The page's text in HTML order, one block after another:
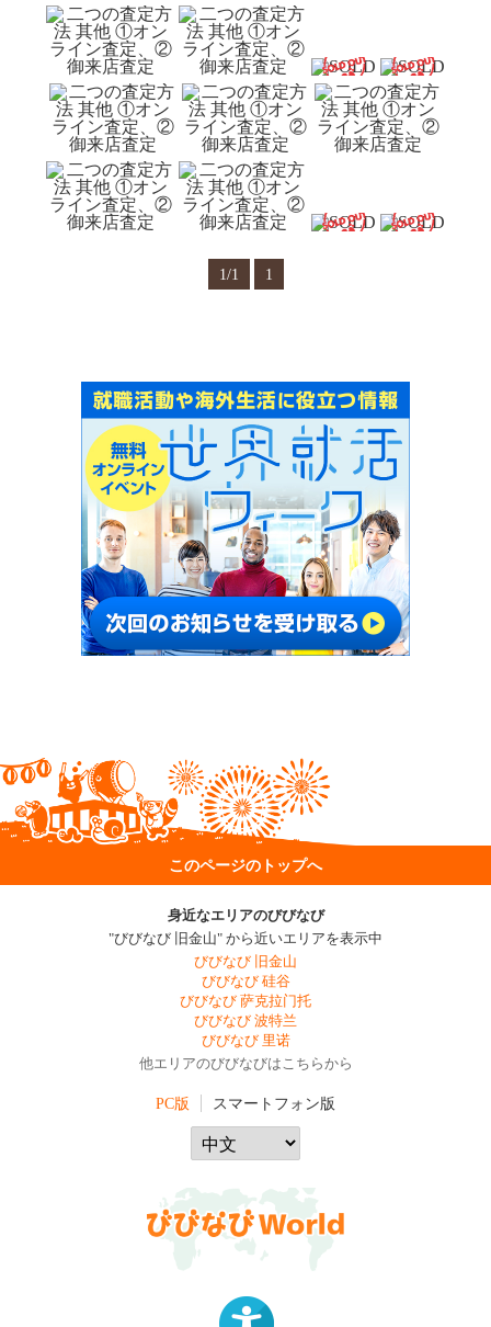
1/1 1
このページのトップへ
身近なエリアのびびなび
"びびなび 旧金山" から近いエリアを表示中
びびなび 旧金山
びびなび 硅谷
びびなび 萨克拉门托
びびなび 波特兰
びびなび 里诺
他エリアのびびなびはこちらから
PC版 スマートフォン版